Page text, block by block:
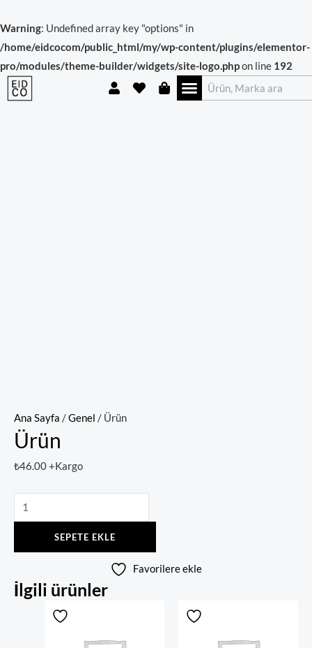
Warning: Undefined array key "options" in
/home/eidcocom/public_html/my/wp-content/plugins/elementor-
pro/modules/theme-builder/widgets/site-logo.phpon line 192
atla
Ara
Menü
U
s
H
e
S
h
Ana Sayfa /Genel / Ürün
Ürün
₺46.00+Kargo
Ürün
adet
SEPETE EKLE
Favorilere ekle
İlgili ürünler